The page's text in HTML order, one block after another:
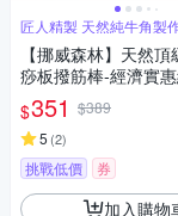
匠人精製 天然純牛角製
【挪威森林】天然
痧板撥筋棒-經濟實
$351 $389
5 (2)
挑戰低價 券
加入購物